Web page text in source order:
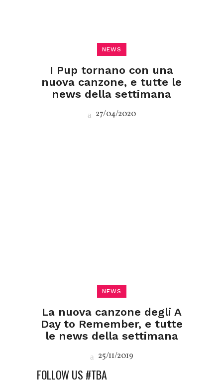
NEWS
I Pup tornano con una
nuova canzone, e tutte le
news della settimana
27/04/2020
NEWS
La nuova canzone degli A
Day to Remember, e tutte
le news della settimana
25/11/2019
FOLLOW US #TBA